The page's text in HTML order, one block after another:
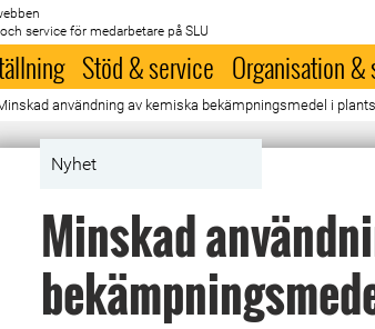
service för medarbetare på SLU
Stöd & service Organisation
användning av kemiska bekämpningsmedel i
Nyhet
Minskad